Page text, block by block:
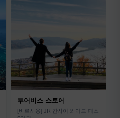
투어비스 스토어
[바로사용] JR 간사이 와이드 패스